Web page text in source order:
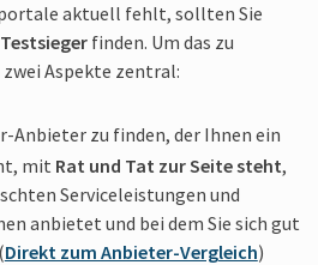
aktuell fehlt, sollten Sie
finden. Um das zu
Aspekte zentral:
Anbieter zu finden, der Ihnen ein
mit Rat und Tat zur Seite steht,
Serviceleistungen und
anbietet und bei dem Sie sich gut
Direkt zum Anbieter-Vergleich)